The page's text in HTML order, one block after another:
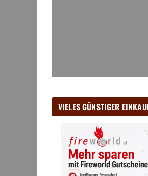
VIELES GÜNSTIGER